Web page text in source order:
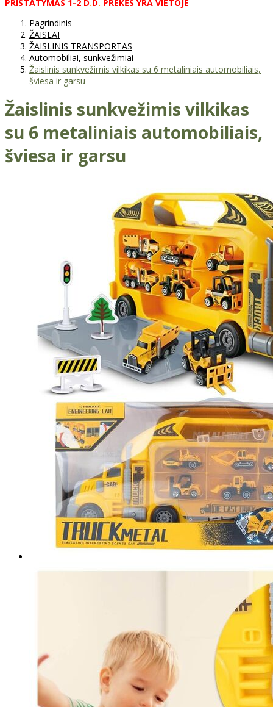
PRISTATYMAS 1-2 D. D. PREKĖS YRA VIETOJE
Pagrindinis
ŽAISLAI
ŽAISLINIS TRANSPORTAS
Automobiliai, sunkvežimiai
Žaislinis sunkvežimis vilkikas su 6 metaliniais automobiliais,
šviesa ir garsu
Žaislinis sunkvežimis vilkikas
su 6 metaliniais automobiliais,
šviesa ir garsu